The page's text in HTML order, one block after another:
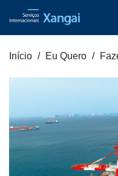
Início Eu Quero